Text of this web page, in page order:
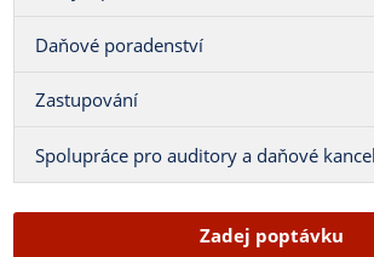
Daňové poradenství
Zastupování
Spolupráce pro auditory a daňové
Zadej poptávku